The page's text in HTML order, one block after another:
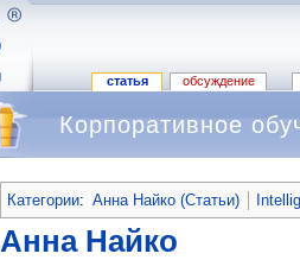
статья обсуждение
Корпоративное
Категории: Анна Найко (Статьи)
Анна Найко